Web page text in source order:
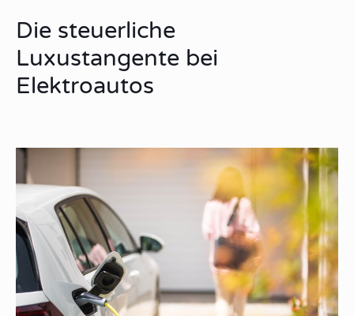
Die steuerliche
Luxustangente bei
Elektroautos